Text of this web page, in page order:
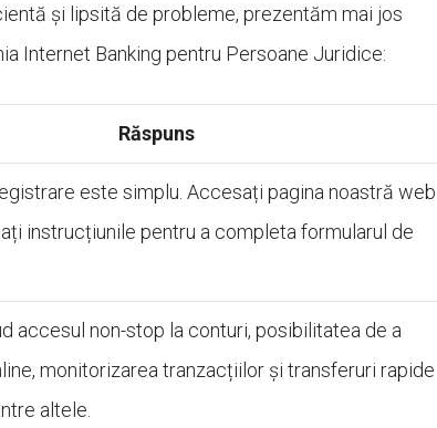
și lipsită de probleme, prezentăm mai jos
Internet Banking pentru Persoane Juridice:
Răspuns
este simplu. Accesați pagina noastră web
instrucțiunile pentru a completa formularul de
accesul non-stop la conturi, posibilitatea de a
monitorizarea tranzacțiilor și transferuri rapide
altele.